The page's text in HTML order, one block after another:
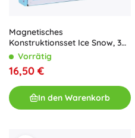
Magnetisches
Konstruktionsset Ice Snow, 30
TeileVorrätig
16,50 €
In den Warenkorb